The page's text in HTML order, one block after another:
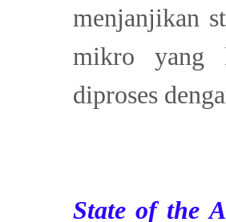
menjanjikan
mikro yang
diproses
State of the